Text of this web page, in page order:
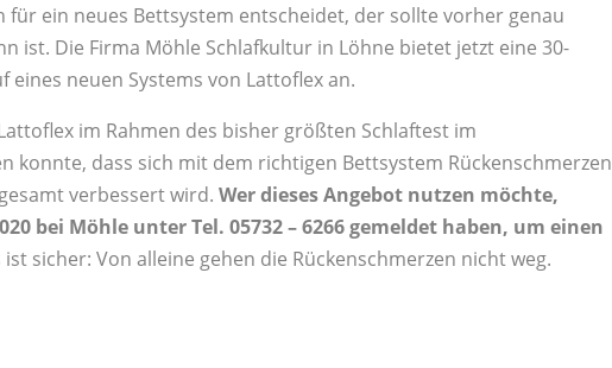
für ein neues Bettsystem entscheidet, der sollte vorher genau
ist. Die Firma Möhle Schlafkultur in Löhne bietet jetzt eine 30-
eines neuen Systems von Lattoflex an.
im Rahmen des bisher größten Schlaftest im
konnte, dass sich mit dem richtigen Bettsystem Rückenschmerzen
verbessert wird.Wer dieses Angebot nutzen möchte,
bei Möhle unterTel. 05732 – 6266gemeldet haben, um einen
ist sicher: Von alleine gehen die Rückenschmerzen nicht weg.